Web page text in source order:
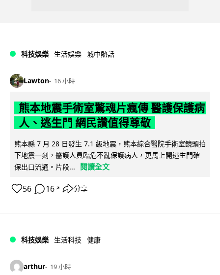
科技娛樂 生活娛樂 城中熱話
Lawton 16 小時
熊本地震手術室驚魂片瘋傳 醫護保護病
人、逃生門 網民讚值得尊敬
熊本縣 7 月 28 日發生 7.1 級地震，熊本綜合醫院手術室鏡頭拍
下地震一刻，醫護人員臨危不亂保護病人，更馬上開逃生門確
保出口流通。片段...
閱讀全文
56 16 ↗ 分享
科技娛樂 生活科技 健康
arthur 19 小時